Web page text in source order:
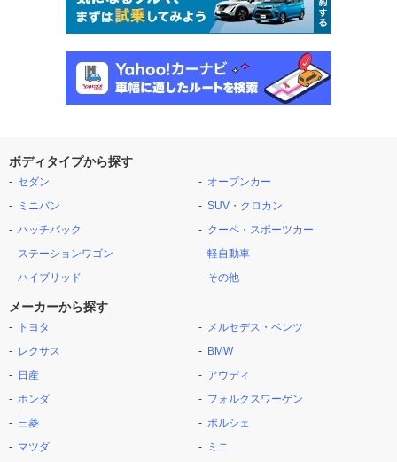
ボディタイプから探す
セダン
ミニバン
ハッチバック
ステーションワゴン
ハイブリッド
オープンカー
SUV・クロカン
クーペ・スポーツカー
軽自動車
その他
メーカーから探す
トヨタ
レクサス
日産
ホンダ
三菱
マツダ
メルセデス・ベンツ
BMW
アウディ
フォルクスワーゲン
ポルシェ
ミニ